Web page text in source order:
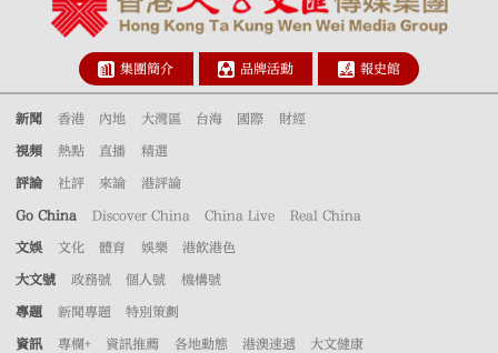
集團簡介 品牌活動 報史館
新聞 香港 內地 大灣區 台海 國際 財經
視頻 熱點 直播 精選
評論 社評 來論 港評論
Go China Discover China China Live Real China
文娛 文化 體育 娛樂 港飲港色
大文號 政務號 個人號 機構號
專題 新聞專題 特別策劃
資訊 專欄+ 資訊推薦 各地動態 港澳速遞 大文健康